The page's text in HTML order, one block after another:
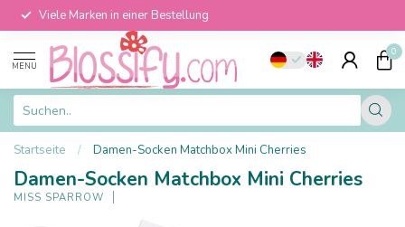
Viele Marken in einer Bestellung
MENU
0
Startseite / Damen-Socken Matchbox Mini Cherries
Damen-Socken Matchbox Mini Cherries
MISS SPARROW